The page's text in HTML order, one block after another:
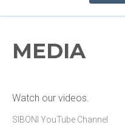
MEDIA
Watch our videos.
SIBONI YouTube Channel